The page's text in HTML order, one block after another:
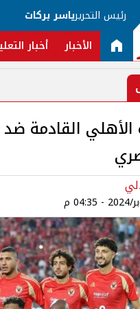
رئيس التحريرياسر بركات
الأخبار أخبار
الأهلي القادمة